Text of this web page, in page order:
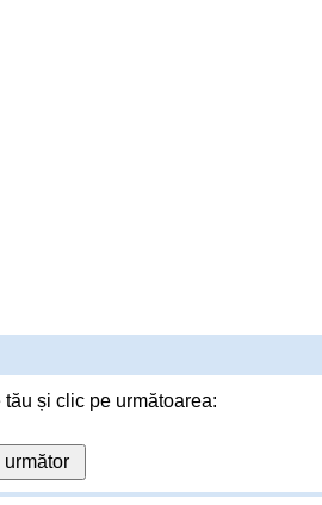
și clic pe următoarea: